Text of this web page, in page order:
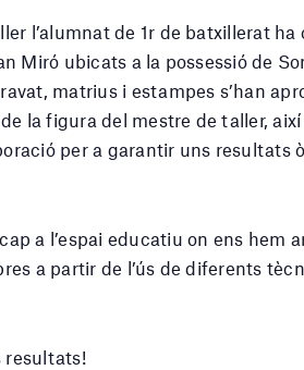
l’alumnat de 1r de batxillerat
Miró ubicats a la possessió de
matrius i estampes s’han
de la figura del mestre de taller,
per a garantir uns resultats
a l’espai educatiu on ens hem
a partir de l’ús de diferents
resultats!